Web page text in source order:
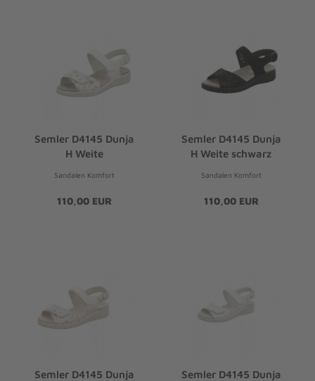
Semler D4145 Dunja
H Weite
Sandalen Komfort
110,00 EUR
Semler D4145 Dunja
H Weite schwarz
Sandalen Komfort
110,00 EUR
Semler D4145 Dunja
Semler D4145 Dunja